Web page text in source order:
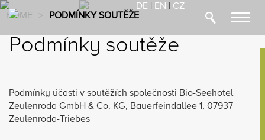
DE EN
CZ
HOME > PODMÍNKY SOUTĚŽE
Podmínky soutěže
Podmínky účasti v soutěžích společnosti Bio-Seehotel
Zeulenroda GmbH & Co. KG, Bauerfeindallee 1, 07937
Zeulenroda-Triebes